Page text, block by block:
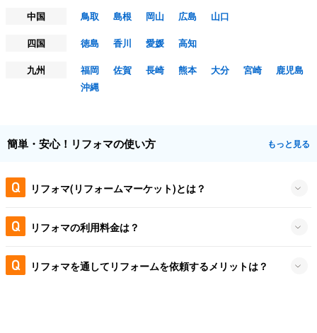
中国
鳥取 島根 岡山 広島
山口
四国
徳島 香川 愛媛
高知
九州
福岡 佐賀 長崎 熊本 大分 宮崎
鹿児島
沖縄
簡単・安心！リフォマの使い方 もっと見る
リフォマ(リフォームマーケット)とは？
リフォマの利用料金は？
リフォマを通してリフォームを依頼するメリットは？